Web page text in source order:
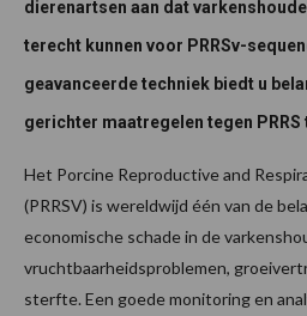
dierenartsen aan dat
terecht kunnen voor PRRSv-
geavanceerde techniek biedt u
gerichter maatregelen tegen PRRS
Het Porcine Reproductive and
(PRRSV) is wereldwijd één van de
economische schade in de
vruchtbaarheidsproblemen,
sterfte. Een goede monitoring en